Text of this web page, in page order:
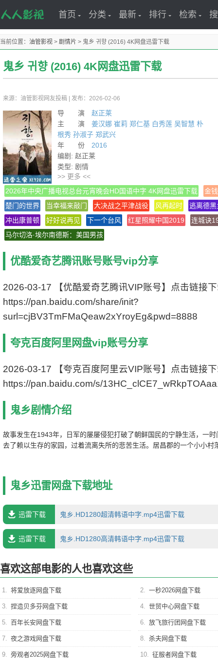
首页 分类 最新 排行 检索
当前位置： 油管影视 > 剧情片 > 鬼乡 귀향 (2016) 4K网盘迅雷下载
鬼乡 귀향 (2016) 4K网盘迅雷下载
来源：油管影视网友投稿 发布：2026-02-06
导 演 赵正莱
主 演 姜汉娜 崔莉 郑仁基 白秀莲 吴智慧 朴
根秀 孙淑子 郑武兴
年 份 2016
编剧: 赵正莱
类型: 剧情
官方网站: www.guihyang.com
制片国家/地区: 韩国
语言: 韩语 / 日语
上映日期: 2016-02-24(韩国)
片长: 127分钟
又名: Spirits’ Homecoming
IMDb链接: tt5503266
>> 更多 <<
2026年中央广播电视总台元宵晚会HD国语中字 4K网盘迅雷下载
金
楚门的世界
当幸福来敲门 大决战之平津战役 风再起时
逃离德黑
冲出康普顿
好好说再见 下一个台风 红星照耀中国2019
连城诀
马尔切洛·埃尔南德斯：美国男孩
优酷爱奇艺腾讯账号账号vip分享
2026-03-17 【优酷爱奇艺腾讯VIP账号】点击链接
https://pan.baidu.com/share/init?
surl=cjBV3TmFMaQeaw2xYroyEg&pwd=8888
夸克百度阿里网盘vip账号分享
2026-03-17 【夸克百度阿里云VIP账号】点击链接
https://pan.baidu.com/s/
鬼乡剧情介绍
故事发生在1943年，日军的屡屡侵犯打破了朝鲜国民的宁静生活，一
去了赖以生存的家园，过着流离失所的悲苦生活。居昌郡的一个小小村
将正敏掠走送上了开往日本的火车，和她同行的，都是一些和正敏差不
心中都惴惴不安，不知会有怎样的命运等待着她们。正敏和其他少女们
返故乡。
鬼乡迅雷网盘下载地址
迅雷下载 鬼乡.HD1280超清韩语中字.mp4迅雷下载
迅雷下载 鬼乡.HD1280高清韩语中字.mp4迅雷下载
喜欢这部电影的人也喜欢这些
1. 将爱放逐网盘下载 2. 一秒2026网盘下载
3. 捏造贝多芬网盘下载 4. 世贸中心网盘下载
5. 百年长安网盘下载 6. 放飞旅行团网盘下载
7. 夜之游戏网盘下载 8. 杀夫网盘下载
9. 旁观者2025网盘下载 10. 征服者网盘下载